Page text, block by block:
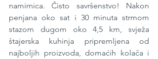
namirnica. Čisto savršenstvo! Nakon
penjana oko sat i 30 minuta strmom
stazom dugom oko 4,5 km, svježa
štajerska kuhinja pripremljena od
najboljih proizvoda, domaćih kolača i